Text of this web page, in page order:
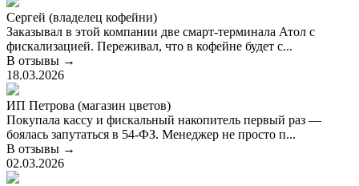
Сергей (владелец кофейни)
Заказывал в этой компании две смарт-терминала Атол с
фискализацией. Переживал, что в кофейне будет с...
В отзывы →
18.03.2026
ИП Петрова (магазин цветов)
Покупала кассу и фискальный накопитель первый раз —
боялась запутаться в 54-ФЗ. Менеджер не просто п...
В отзывы →
02.03.2026